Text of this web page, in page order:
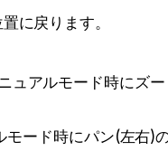
に戻ります。
ュアルモード時にズー
モード時にパン(左右)